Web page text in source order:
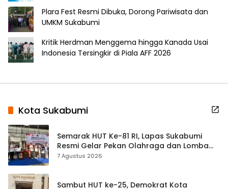
Plara Fest Resmi Dibuka, Dorong Pariwisata dan
UMKM Sukabumi
Kritik Herdman Menggema hingga Kanada Usai
Indonesia Tersingkir di Piala AFF 2026
Kota Sukabumi
Semarak HUT Ke-81 RI, Lapas Sukabumi
Resmi Gelar Pekan Olahraga dan Lomba
Tradisional
7 Agustus 2026
Sambut HUT ke-25, Demokrat Kota